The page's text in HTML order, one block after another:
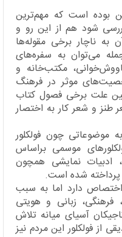
بوده است که مهم‌ترین
شود هم از این رو و
ناچار برخی مقوله‌ها
می‌توان به سفره‌های
مکتب‌خانه و
موثر در فرهنگ
علت برخی فصول کتاب
طنز و شعر کار به اختصار
چون فولکلور
موسمی براساس
ادبیات نمایشی‌ همچون
پرداخته شده است.
اختصاص دارد اما به سبب
فرهنگی‌، زبانی و هویتی
آسیای میانه تلاش
فولکلور این مردم نیز